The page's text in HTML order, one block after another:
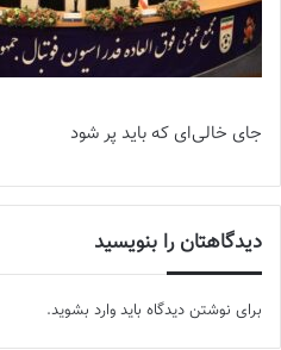
جای خالی‌ای که باید پر شود
دیدگاهتان را بنویسید
برای نوشتن دیدگاه باید وارد بشوید.